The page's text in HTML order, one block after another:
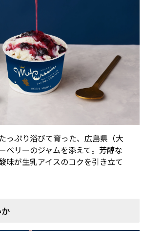
っぷり浴びて育った、広島県（大
ベリーのジャムを添えて。芳醇な
味が生乳アイスのコクを引き立て